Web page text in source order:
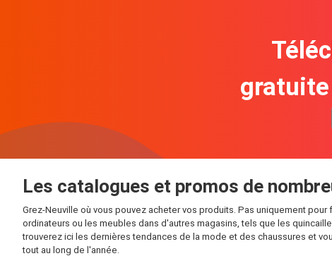
Les catalogues et promos de
Grez-Neuville où vous pouvez acheter vos produits. Pas uniquement
ordinateurs ou les meubles dans d'autres magasins, tels que les
trouverez ici les dernières tendances de la mode et des chaussures et
tout au long de l'année.